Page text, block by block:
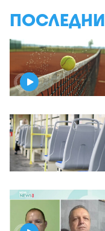
ПОСЛЕДНИ